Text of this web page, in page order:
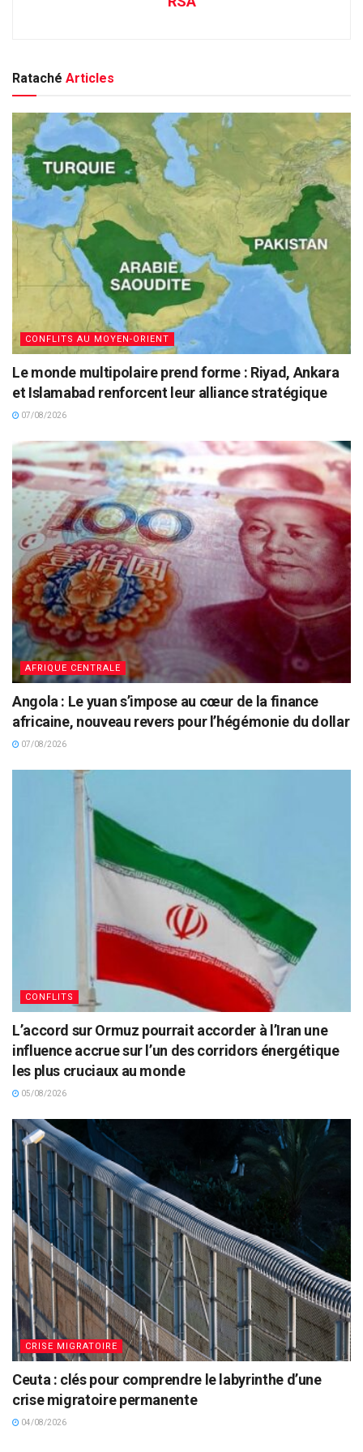
Rataché Articles
CONFLITS AU MOYEN-ORIENT
Le monde multipolaire prend forme : Riyad, Ankara
et Islamabad renforcent leur alliance stratégique
07/08/2026
AFRIQUE CENTRALE
Angola : Le yuan s’impose au cœur de la finance
africaine, nouveau revers pour l’hégémonie du dollar
07/08/2026
CONFLITS
L’accord sur Ormuz pourrait accorder à l’Iran une
influence accrue sur l’un des corridors énergétique
les plus cruciaux au monde
05/08/2026
CRISE MIGRATOIRE
Ceuta : clés pour comprendre le labyrinthe d’une
crise migratoire permanente
04/08/2026